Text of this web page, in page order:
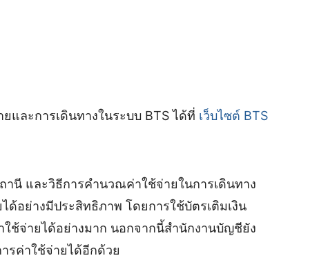
และการเดินทางในระบบ BTS ได้ที่ เว็บไซต์ BTS
นี และวิธีการคำนวณค่าใช้จ่ายในการเดินทาง
ด้อย่างมีประสิทธิภาพ โดยการใช้บัตรเติมเงิน
ช้จ่ายได้อย่างมาก นอกจากนี้สำนักงานบัญชียัง
รค่าใช้จ่ายได้อีกด้วย